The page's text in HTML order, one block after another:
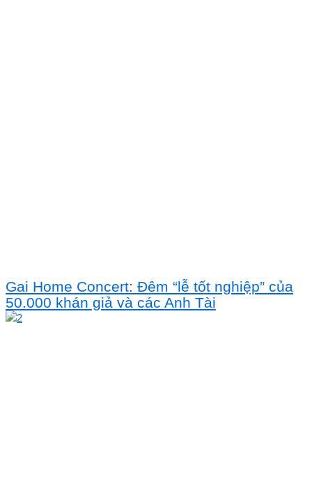
Gai Home Concert: Đêm “lễ tốt nghiệp” của
50.000 khán giả và các Anh Tài